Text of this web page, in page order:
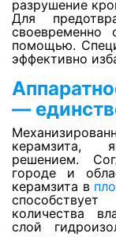
Сушка
Сушка
разрушение
Для
своевременно
помощью.
эффективно
—
керамзита,
решением.
городе и
керамзита в
количества
слой